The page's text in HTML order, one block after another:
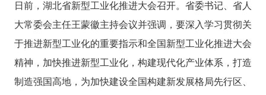
日前，湖北省新型工业化推进大会召开。省委书记、省人
大常委会主任王蒙徽主持会议并强调，要深入学习贯彻关
于推进新型工业化的重要指示和全国新型工业化推进大会
精神，加快推进新型工业化，构建现代化产业体系，打造
制造强国高地，为加快建设全国构建新发展格局先行区、